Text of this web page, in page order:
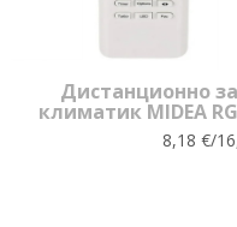
Дистанционно за
климатик MIDEA
8,18 €/